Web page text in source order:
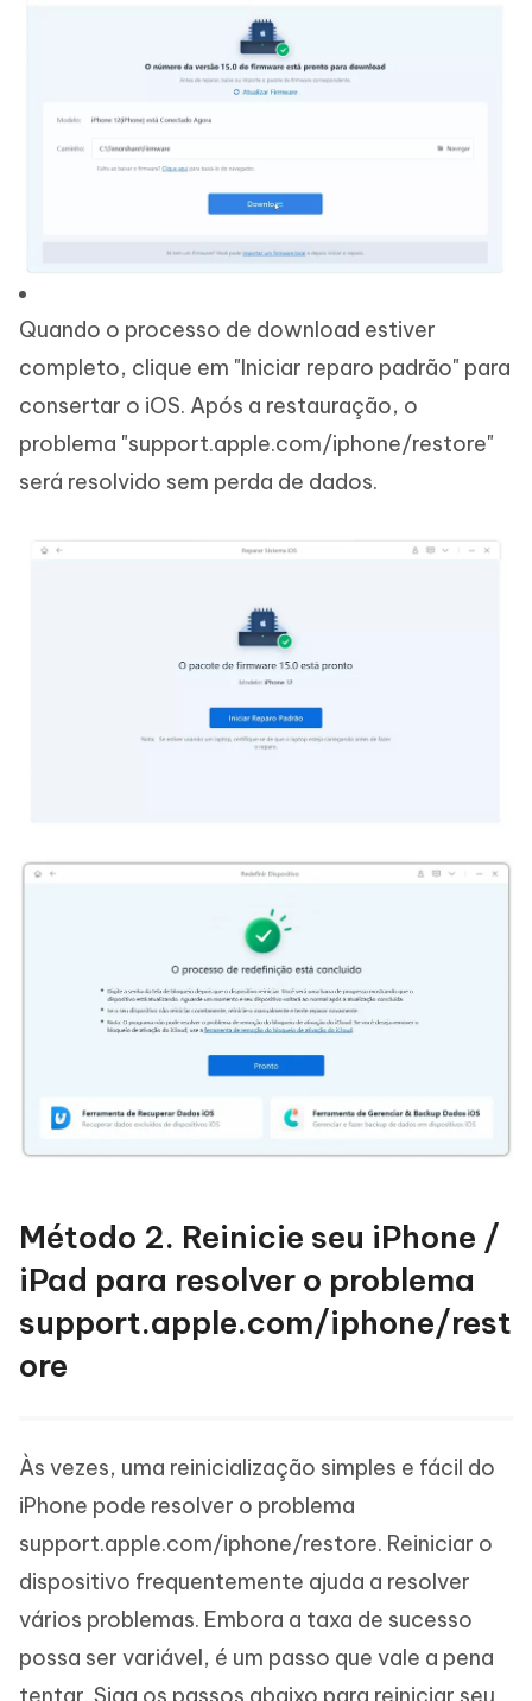
Quando o processo de download estiver
completo, clique em "Iniciar reparo padrão" para
consertar o iOS. Após a restauração, o
problema "support.apple.com/iphone/restore"
será resolvido sem perda de dados.
Método 2. Reinicie seu iPhone /
iPad para resolver o problema
support.apple.com/iphone/rest
ore
Às vezes, uma reinicialização simples e fácil do
iPhone pode resolver o problema
support.apple.com/iphone/restore. Reiniciar o
dispositivo frequentemente ajuda a resolver
vários problemas. Embora a taxa de sucesso
possa ser variável, é um passo que vale a pena
tentar. Siga os passos abaixo para reiniciar seu